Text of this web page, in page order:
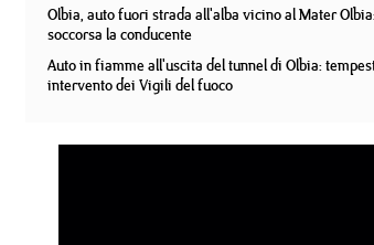
Olbia, auto fuori strada all'alba vicino al Mater
soccorsa la conducente
Auto in fiamme all'uscita del tunnel di Olbia:
intervento dei Vigili del fuoco